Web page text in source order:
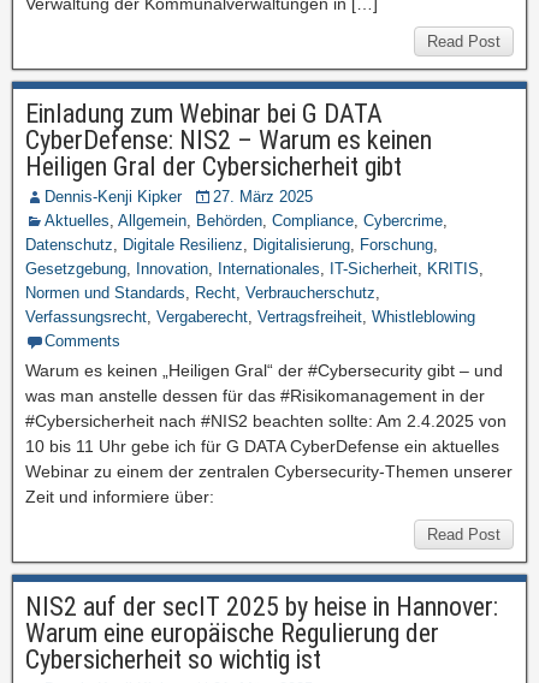
Read Post
Einladung zum Webinar bei G DATA
CyberDefense: NIS2 – Warum es keinen
Heiligen Gral der Cybersicherheit gibt
Dennis-Kenji Kipker
27. März 2025
Aktuelles, Allgemein, Behörden, Compliance, Cybercrime,
Datenschutz, Digitale Resilienz, Digitalisierung, Forschung,
Gesetzgebung, Innovation, Internationales, IT-Sicherheit, KRITIS,
Normen und Standards, Recht, Verbraucherschutz,
Verfassungsrecht, Vergaberecht, Vertragsfreiheit, Whistleblowing
Comments
Warum es keinen „Heiligen Gral“ der #Cybersecurity gibt – und
was man anstelle dessen für das #Risikomanagement in der
#Cybersicherheit nach #NIS2 beachten sollte: Am 2.4.2025 von
10 bis 11 Uhr gebe ich für G DATA CyberDefense ein aktuelles
Webinar zu einem der zentralen Cybersecurity-Themen unserer
Zeit und informiere über:
Read Post
NIS2 auf der secIT 2025 by heise in Hannover:
Warum eine europäische Regulierung der
Cybersicherheit so wichtig ist